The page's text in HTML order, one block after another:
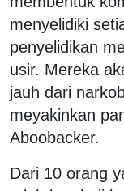
menyelidiki
penyelidikan
usir. Mereka
jauh dari
meyakinkan
Aboobacker.
Dari 10 orang